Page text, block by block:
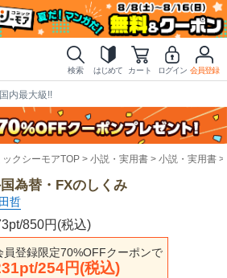
検索 はじめて カート ログイン 会員登録
内最大級!!
クシーモアTOP 小説・実用書 小説・実用書
為替・FXのしくみ
哲
850円(税込)
員登録限定70%OFFクーポンで
254円(税込)